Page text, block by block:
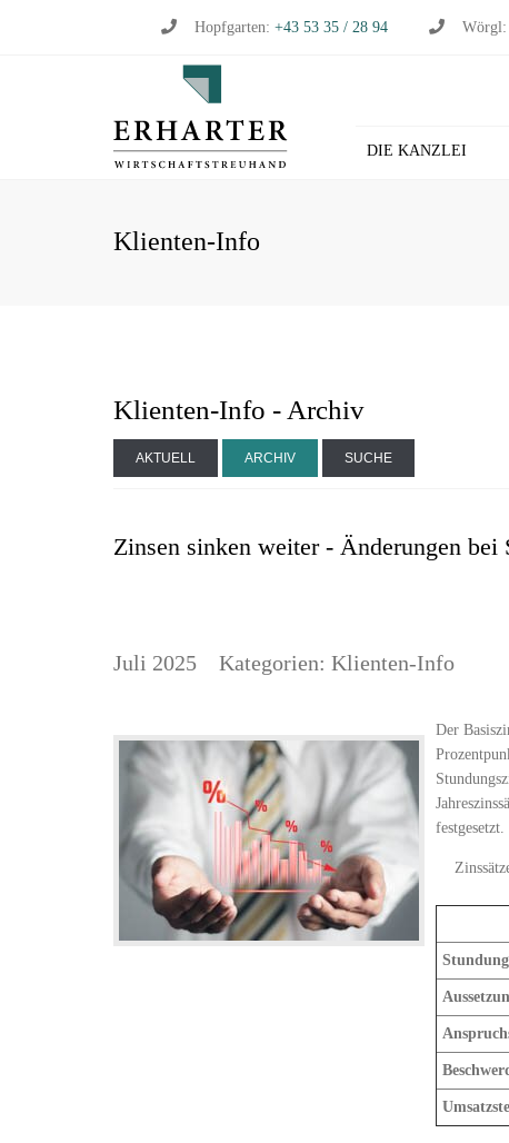
Hopfgarten: +43 53 35 / 28 94 Wörgl:
DIE KANZLEI
Klienten-Info
Klienten-Info - Archiv
AKTUELL ARCHIV SUCHE
Zinsen sinken weiter - Änderungen bei
Juli 2025 Kategorien: Klienten-Info
Der
festgesetzt.